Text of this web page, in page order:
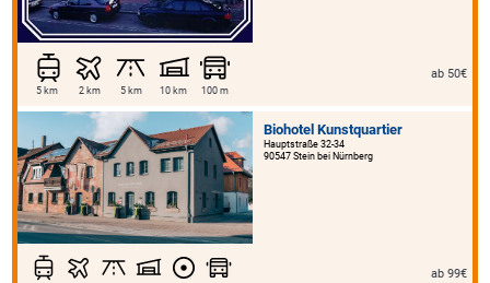
5 km 2 km 5 km 10 km 100 m
ab 50€
Biohotel Kunstquartier
Hauptstraße 32-34
90547 Stein bei Nürnberg
ab 99€